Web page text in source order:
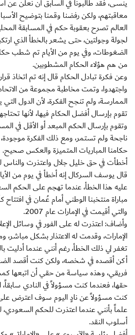
ينسى، فقد طالبونا في السابق أن نعلن عن
معاقبتهم، ولكن رفضنا وقمنا بتوضيح
العالم تصرح بعقوبة حكم في المسابقة
لجولة وجولتين، حتى يشعر بالخطأ الذي
الضغوطات، وفي يوم من الأيام تم شطب
من هم هؤلاء الحكام المشطوبين.
وعن فكرة تبادل الحكام قال إنه تم اتخاذ
واجتهدوا، وتمت مخاطبة مجموعة من
الممارسة، ولم تنجح الفكرة، لأن الدول
تقوم بإرسال أفضل الحكام فيها، لأنها
وتقوم بإرسال الحكم المبعد أو الأقل في
ناجحة ولم تستمر، ومع ذلك الفكرة
حكامنا المباريات المتميزة والعكس صحيح.
أخطأت في حق خليل جلال واعتذرت والناس
قال يوسف السركال إنه أخطأ في يوم من
عليه هذا الخطأ، عندما تهجم على الحكم
مباراة منتخبنا الوطني أمام عُمان في
والتي أقيمت في الإمارات عام 2007.
وأضاف: اعتذرت له على الفور في وسائل
الإمارات، وقدمت له الاعتذار بشكل
تغفر لي ذلك الخطأ، رغم أنني عندما
أكن أقصده في شخصه، ولكن كنت أقصد
فريقي، وهذه سياسة من حقي أن اتبعها
حقها، فعندما كنت مسؤولاً في النادي
كنت مسؤولاً عن نادٍ اليوم سوف اعترض
علماً بأنني عندما اعتذرت للحكم السعودي،
أسلوب النقد.